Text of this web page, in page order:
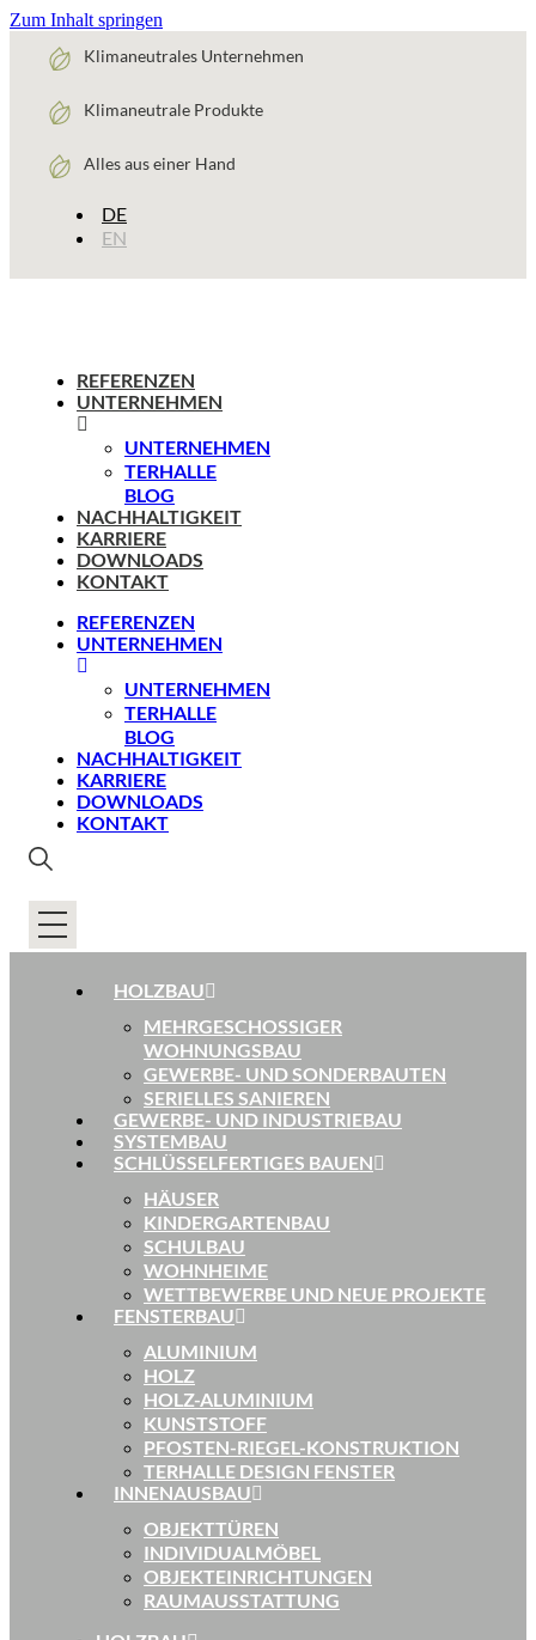
Zum Inhalt springen
Klimaneutrales Unternehmen
Klimaneutrale Produkte
Alles aus einer Hand
DE
EN
REFERENZEN
UNTERNEHMEN
UNTERNEHMEN
TERHALLE
BLOG
NACHHALTIGKEIT
KARRIERE
DOWNLOADS
KONTAKT
REFERENZEN
UNTERNEHMEN
UNTERNEHMEN
TERHALLE
BLOG
NACHHALTIGKEIT
KARRIERE
DOWNLOADS
KONTAKT
HOLZBAU
MEHRGESCHOSSIGER
WOHNUNGSBAU
GEWERBE- UND SONDERBAUTEN
SERIELLES SANIEREN
GEWERBE- UND INDUSTRIEBAU
SYSTEMBAU
SCHLÜSSELFERTIGES BAUEN
HÄUSER
KINDERGARTENBAU
SCHULBAU
WOHNHEIME
WETTBEWERBE UND NEUE PROJEKTE
FENSTERBAU
ALUMINIUM
HOLZ
HOLZ-ALUMINIUM
KUNSTSTOFF
PFOSTEN-RIEGEL-KONSTRUKTION
TERHALLE DESIGN FENSTER
INNENAUSBAU
OBJEKTTÜREN
INDIVIDUALMÖBEL
OBJEKTEINRICHTUNGEN
RAUMAUSSTATTUNG